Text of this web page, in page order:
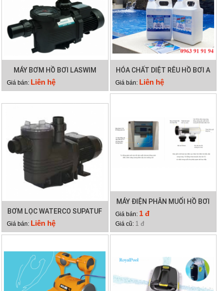
MÁY BƠM HỒ BƠI LASWIM
WL-KP756
Giá bán: Liên hệ
HÓA CHẤT DIỆT RÊU HỒ BƠI A
TRINE
Giá bán: Liên hệ
BƠM LỌC WATERCO SUPATUF
300
Giá bán: Liên hệ
MÁY ĐIỆN PHÂN MUỐI HỒ BƠI
WATERCO HYDROCHLOR
MINERAL 4000
Giá bán: 1 đ
Giá cũ: 1 đ